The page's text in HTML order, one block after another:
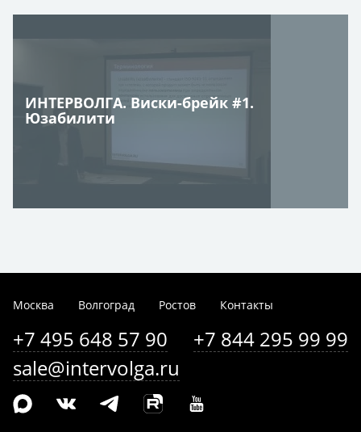
ИНТЕРВОЛГА. Виски-брейк #1.
Юзабилити
Москва Волгоград Ростов Контакты
+7 495 648 57 90
+7 844 295 99 99
sale@intervolga.ru